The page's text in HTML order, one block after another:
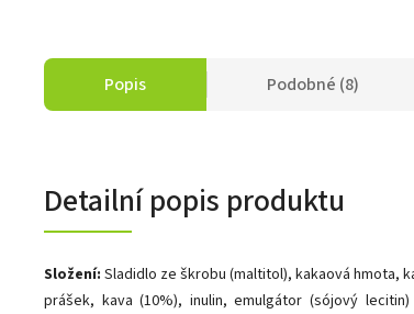
Popis Podobné (8)
Detailní popis produktu
Složení: Sladidlo ze škrobu (maltitol), kakaová hmota,
prášek, kava (10%), inulin, emulgátor (sójový lecitin)